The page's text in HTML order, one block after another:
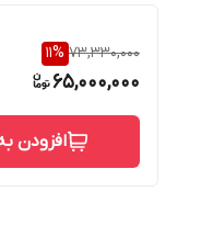
73,330,000
11%
65,000,000
افزودن